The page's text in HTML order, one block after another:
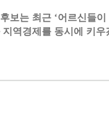
보는 최근 ‘어르신들
역경제를 동시에 키